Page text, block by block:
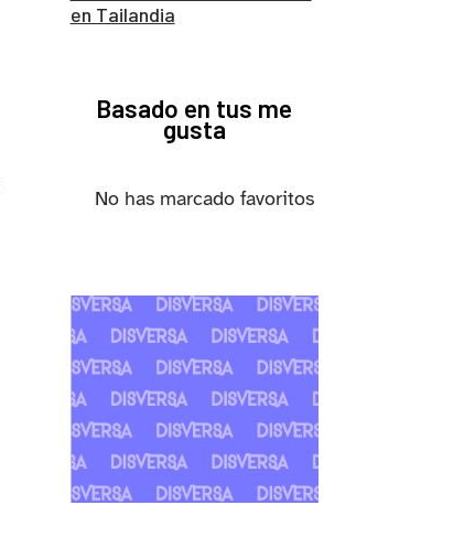
en Tailandia
Basado en tus me
gusta
No has marcado favoritos